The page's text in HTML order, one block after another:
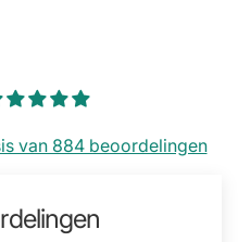
van 884 beoordelingen